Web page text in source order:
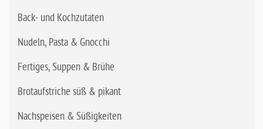
Back- und Kochzutaten
Nudeln, Pasta & Gnocchi
Fertiges, Suppen & Brühe
Brotaufstriche süß & pikant
Nachspeisen & Süßigkeiten